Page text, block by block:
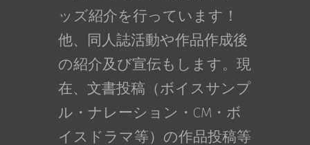
ッズ紹介を行っています！
他、同人誌活動や作品作成後
の紹介及び宣伝もします。現
在、文書投稿（ボイスサンプ
ル・ナレーション・CM・ボ
イスドラマ等）の作品投稿等